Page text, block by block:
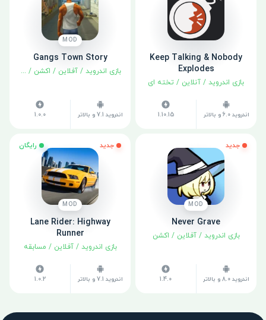
Keep Talking & Nobody
Explodes
بازی اندروید / آنلاین / تخته ای
اندروید 6.0 و بالاتر 1.10.15
MOD
Gangs Town Story
بازی اندروید / آفلاین / اکشن /
اندروید 7.1 و بالاتر 1.0.0
جدید
MOD
Never Grave
بازی اندروید /آفلاین / اکشن
اندروید 8.0 و بالاتر 1.4.0
جدید رایگان
MOD
Lane Rider: Highway
Runner
بازی اندروید /آفلاین / مسابقه
اندروید 7.1 و بالاتر 1.0.2